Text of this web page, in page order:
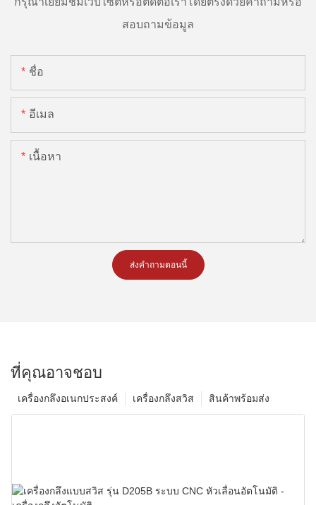
สอบถามข้อมูล
ชื่อ
อีเมล
เนื้อหา
ส่งคำถามตอนนี้
ที่คุณอาจชอบ
สินค้าพร้อมส่ง
เครื่องกลึงสวิส
เครื่องกลึงอเนกประสงค์